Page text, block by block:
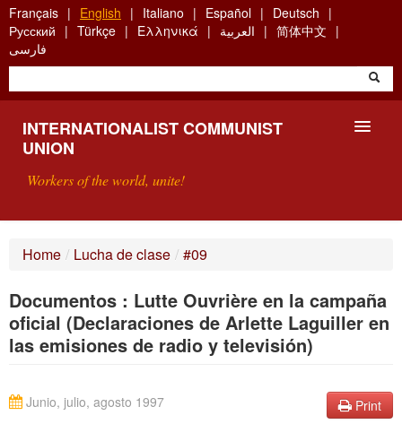
Skip
to
main
content
Français English Italiano Español
Deutsch
Русский
Türkçe Ελληνικά العربية
简体中文
فارسی
INTERNATIONALIST COMMUNIST
UNION
Workers of the world, unite!
SEARCH
CONTACT
Home / Lucha de clase / #09
Documentos : Lutte Ouvrière en la campaña
oficial (Declaraciones de Arlette Laguiller en
las emisiones de radio y televisión)
Print
Junio, julio, agosto 1997